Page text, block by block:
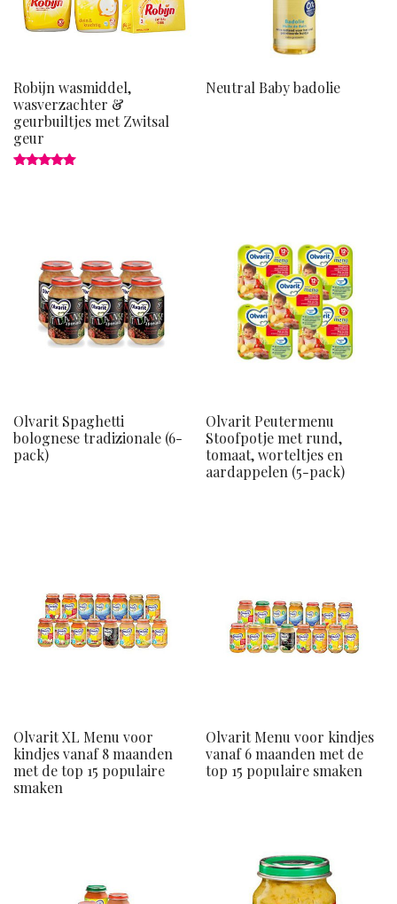
Robijn wasmiddel,
wasverzachter &
geurbuiltjes met Zwitsal
geur
Neutral Baby badolie
Olvarit Spaghetti
bolognese tradizionale (6-
pack)
Olvarit Peutermenu
Stoofpotje met rund,
tomaat, worteltjes en
aardappelen (5-pack)
Olvarit XL Menu voor
kindjes vanaf 8 maanden
met de top 15 populaire
smaken
Olvarit Menu voor kindjes
vanaf 6 maanden met de
top 15 populaire smaken